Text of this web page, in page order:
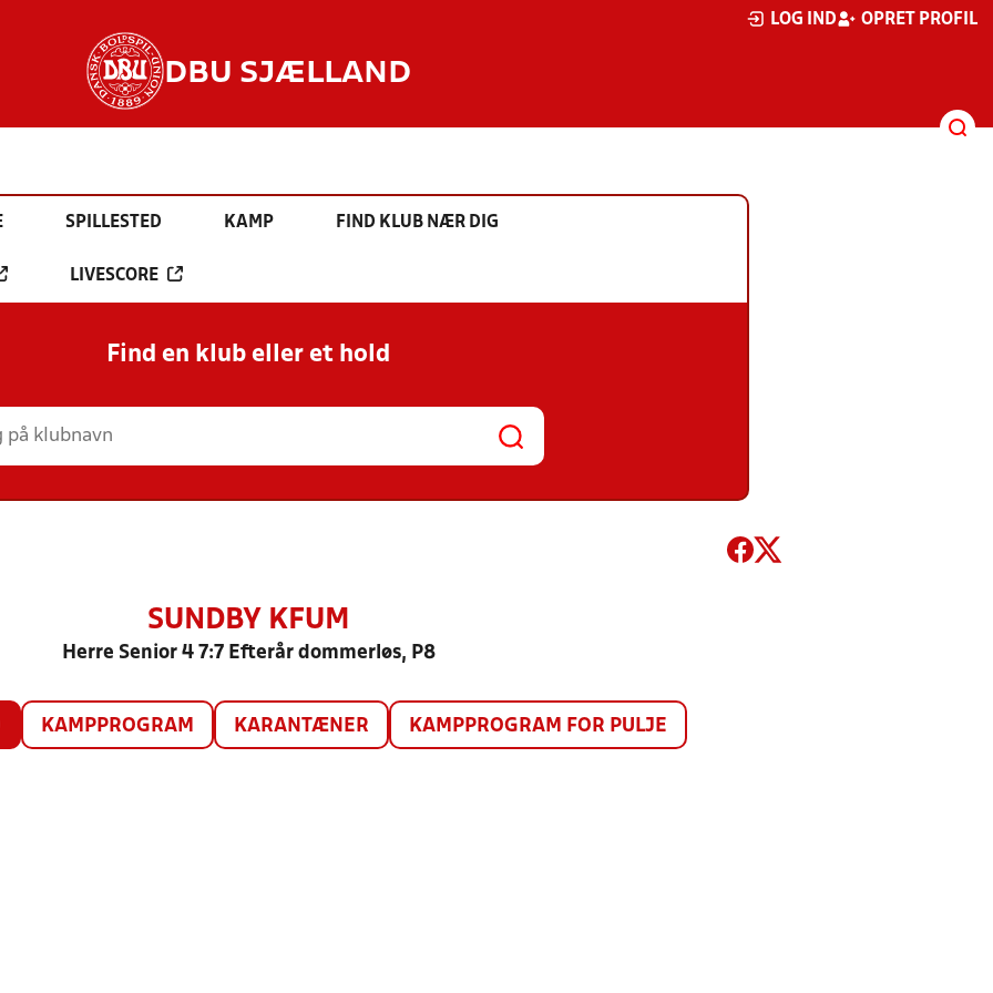
LOG IND OPRET PROFIL
DBU SJÆLLAND
SPILLESTED KAMP FIND KLUB NÆR DIG
LIVESCORE
Find en klub eller et hold
SUNDBY KFUM
Herre Senior 4 7:7 Efterår dommerløs, P8
KAMPPROGRAM KARANTÆNER KAMPPROGRAM FOR PULJE